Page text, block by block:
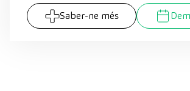
Saber-ne més